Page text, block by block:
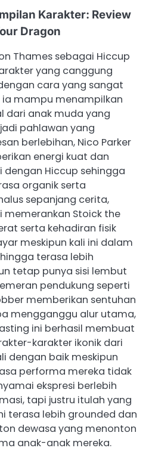
Karakter: Review
Dragon
Thames sebagai Hiccup
yang canggung
cara yang sangat
ia mampu menampilkan
dari anak muda yang
pahlawan yang
berlebihan, Nico Parker
energi kuat dan
Hiccup sehingga
organik serta
sepanjang cerita,
memerankan Stoick the
serta kehadiran fisik
meskipun kali ini dalam
terasa lebih
tetap punya sisi lembut
pendukung seperti
memberikan sentuhan
mengganggu alur utama,
ini berhasil membuat
karakter ikonik dari
dengan baik meskipun
performa mereka tidak
ekspresi berlebih
tapi justru itulah yang
terasa lebih grounded dan
dewasa yang menonton
anak-anak mereka.